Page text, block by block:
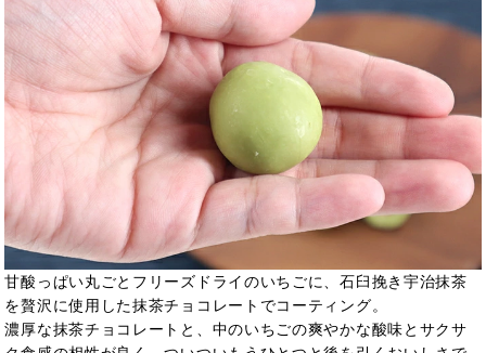
甘酸っぱい丸ごとフリーズドライのいちごに、石臼挽き宇治抹茶
を贅沢に使用した抹茶チョコレートでコーティング。
濃厚な抹茶チョコレートと、中のいちごの爽やかな酸味とサクサ